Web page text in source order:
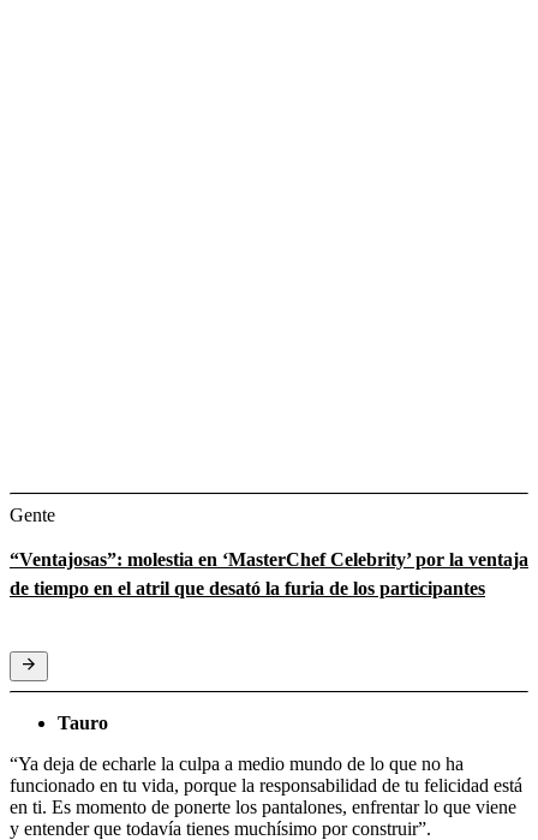
Gente
“Ventajosas”: molestia en ‘MasterChef Celebrity’ por la ventaja
de tiempo en el atril que desató la furia de los participantes
Tauro
“Ya deja de echarle la culpa a medio mundo de lo que no ha
funcionado en tu vida, porque la responsabilidad de tu felicidad está
en ti. Es momento de ponerte los pantalones, enfrentar lo que viene
y entender que todavía tienes muchísimo por construir”.